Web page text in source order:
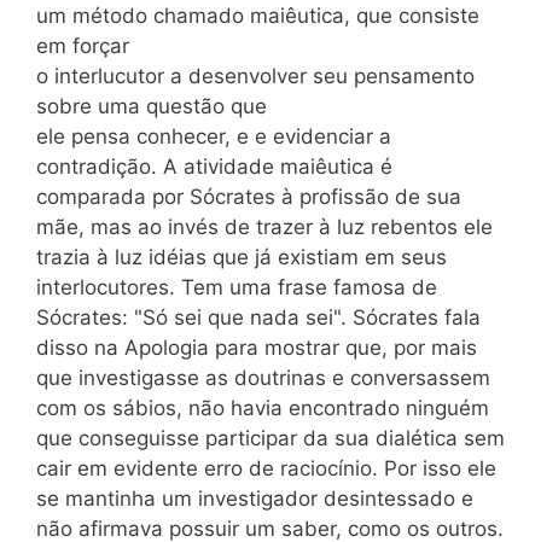
um método chamado maiêutica, que consiste
em forçar
o interlucutor a desenvolver seu pensamento
sobre uma questão que
ele pensa conhecer, e e evidenciar a
contradição. A atividade maiêutica é
comparada por Sócrates à profissão de sua
mãe, mas ao invés de trazer à luz rebentos ele
trazia à luz idéias que já existiam em seus
interlocutores. Tem uma frase famosa de
Sócrates: "Só sei que nada sei". Sócrates fala
disso na Apologia para mostrar que, por mais
que investigasse as doutrinas e conversassem
com os sábios, não havia encontrado ninguém
que conseguisse participar da sua dialética sem
cair em evidente erro de raciocínio. Por isso ele
se mantinha um investigador desintessado e
não afirmava possuir um saber, como os outros.